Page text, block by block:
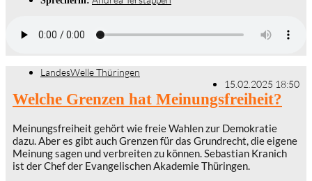
LandesWelle Thüringen
15.02.2025 18:50
Welche Grenzen hat Meinungsfreiheit?
Meinungsfreiheit gehört wie freie Wahlen zur Demokratie
dazu. Aber es gibt auch Grenzen für das Grundrecht, die eigene
Meinung sagen und verbreiten zu können. Sebastian Kranich
ist der Chef der Evangelischen Akademie Thüringen.